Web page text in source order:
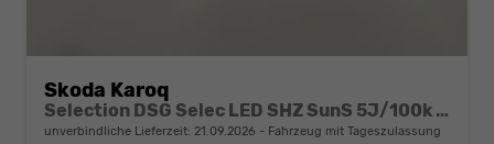
Skoda Karoq
Selection DSG Selec LED SHZ SunS 5J/100k Temp VirtC
unverbindliche Lieferzeit: 21.09.2026 Fahrzeug mit Tageszulassung